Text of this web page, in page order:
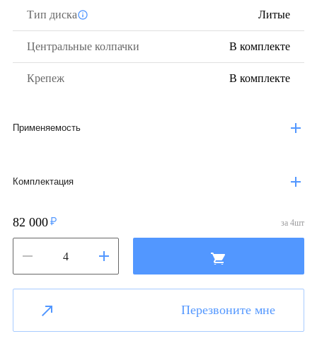
Тип диска Литые
Центральные колпачки В комплекте
Крепеж В комплекте
Применяемость
Комплектация
82 000 за 4шт
Перезвоните мне